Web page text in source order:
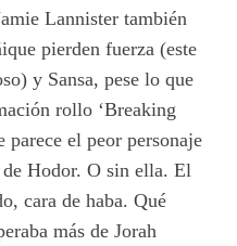
Lannister también
pierden fuerza (este
y Sansa, pese lo que
rollo ‘Breaking
parece el peor personaje
Hodor. O sin ella. El
cara de haba. Qué
más de Jorah